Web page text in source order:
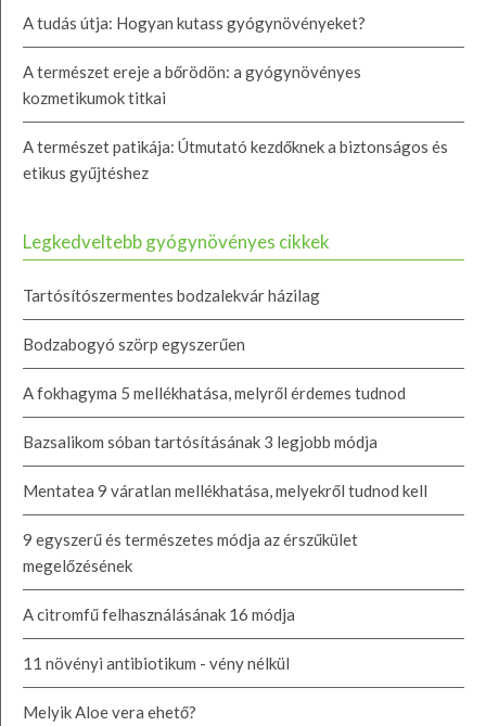
A tudás útja: Hogyan kutass gyógynövényeket?
A természet ereje a bőrödön: a gyógynövényes
kozmetikumok titkai
A természet patikája: Útmutató kezdőknek a biztonságos és
etikus gyűjtéshez
Legkedveltebb gyógynövényes cikkek
Tartósítószermentes bodzalekvár házilag
Bodzabogyó szörp egyszerűen
A fokhagyma 5 mellékhatása, melyről érdemes tudnod
Bazsalikom sóban tartósításának 3 legjobb módja
Mentatea 9 váratlan mellékhatása, melyekről tudnod kell
9 egyszerű és természetes módja az érszűkület
megelőzésének
A citromfű felhasználásának 16 módja
11 növényi antibiotikum - vény nélkül
Melyik Aloe vera ehető?